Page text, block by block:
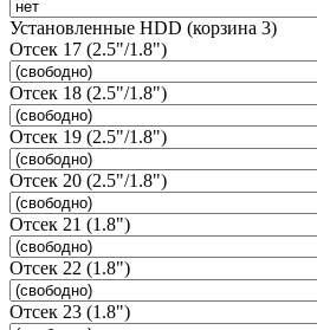
Установленные HDD (корзина 3)
Отсек 17 (2.5"/1.8")
Отсек 18 (2.5"/1.8")
Отсек 19 (2.5"/1.8")
Отсек 20 (2.5"/1.8")
Отсек 21 (1.8")
Отсек 22 (1.8")
Отсек 23 (1.8")